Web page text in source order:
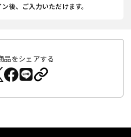
後、ご入力いただけます。
品をシェアする